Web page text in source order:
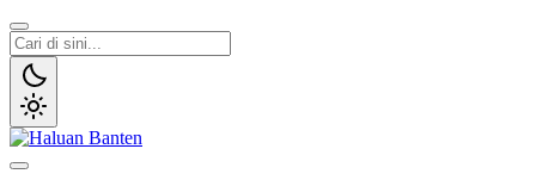
Lewati
ke
konten